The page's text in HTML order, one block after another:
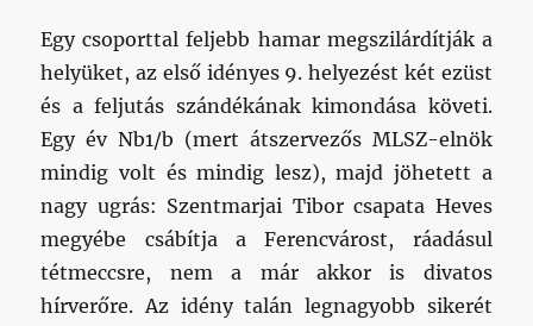
Egy csoporttal feljebb hamar megszilárdítják a
helyüket, az első idényes 9. helyezést két ezüst
és a feljutás szándékának kimondása követi.
Egy év Nb1/b (mert átszervezős MLSZ-elnök
mindig volt és mindig lesz), majd jöhetett a
nagy ugrás: Szentmarjai Tibor csapata Heves
megyébe csábítja a Ferencvárost, ráadásul
tétmeccsre, nem a már akkor is divatos
hírverőre. Az idény talán legnagyobb sikerét